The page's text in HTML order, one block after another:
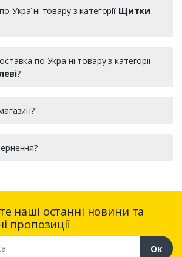
Україні товару з категорії Щитки
по Україні товару з категорії
?
наші останні новини та
пропозиції
Ок